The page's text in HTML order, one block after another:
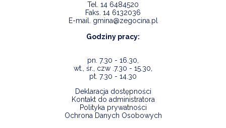
Tel. 14 6484520
Faks. 14 6132036
E-mail. gmina@zegocina.pl
Godziny pracy:
pn. 7.30 - 16.30,
wt., śr., czw .7.30 - 15.30,
pt. 7.30 - 14.30
Deklaracja dostępności
Kontakt do administratora
Polityka prywatności
Ochrona Danych Osobowych